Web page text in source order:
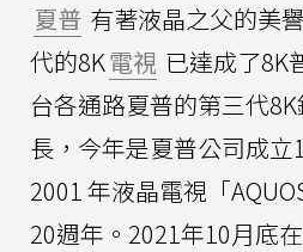
夏普 有著液晶之父的美
代的8K電視 已達成了8K
台各通路夏普的第三代
長，今年是夏普公司成立
2001 年液晶電視「
20週年。2021年10月底